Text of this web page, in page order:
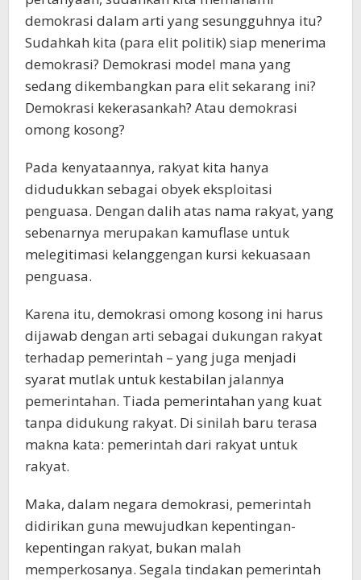
demokrasi dalam arti yang sesungguhnya itu?
Sudahkah kita (para elit politik) siap menerima
demokrasi? Demokrasi model mana yang
sedang dikembangkan para elit sekarang ini?
Demokrasi kekerasankah? Atau demokrasi
omong kosong?
Pada kenyataannya, rakyat kita hanya
didudukkan sebagai obyek eksploitasi
penguasa. Dengan dalih atas nama rakyat, yang
sebenarnya merupakan kamuflase untuk
melegitimasi kelanggengan kursi kekuasaan
penguasa.
Karena itu, demokrasi omong kosong ini harus
dijawab dengan arti sebagai dukungan rakyat
terhadap pemerintah – yang juga menjadi
syarat mutlak untuk kestabilan jalannya
pemerintahan. Tiada pemerintahan yang kuat
tanpa didukung rakyat. Di sinilah baru terasa
makna kata: pemerintah dari rakyat untuk
rakyat.
Maka, dalam negara demokrasi, pemerintah
didirikan guna mewujudkan kepentingan-
kepentingan rakyat, bukan malah
memperkosanya. Segala tindakan pemerintah